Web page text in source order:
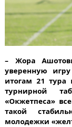
– Жора
уверенную
итогам 21 тура
турнирной
«Окжетпеса»
такой
молодежки